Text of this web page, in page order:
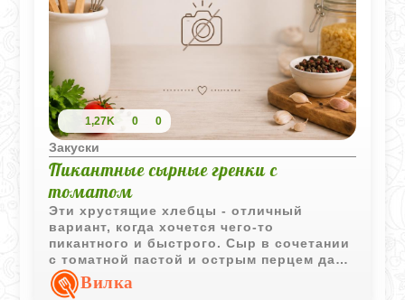
1,27K 0 0
Закуски
Пикантные сырные гренки с
томатом
Эти хрустящие хлебцы - отличный
вариант, когда хочется чего-то
пикантного и быстрого. Сыр в сочетании
с томатной пастой и острым перцем дает
яркий, насыщенный вкус, а запекание в
духовке делает их идеально
Вилка